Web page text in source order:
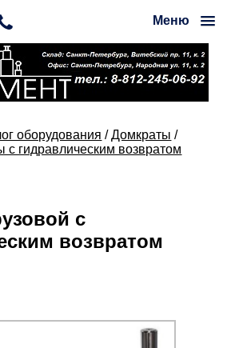
Меню
оборудования /Домкраты /
с гидравлическим возвратом
с
возвратом